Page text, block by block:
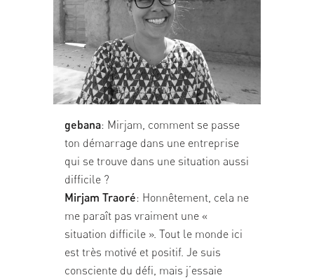
gebana: Mirjam, comment se passe
ton démarrage dans une entreprise
qui se trouve dans une situation aussi
difficile ?
Mirjam Traoré: Honnêtement, cela ne
me paraît pas vraiment une «
situation difficile ». Tout le monde ici
est très motivé et positif. Je suis
consciente du défi, mais j’essaie